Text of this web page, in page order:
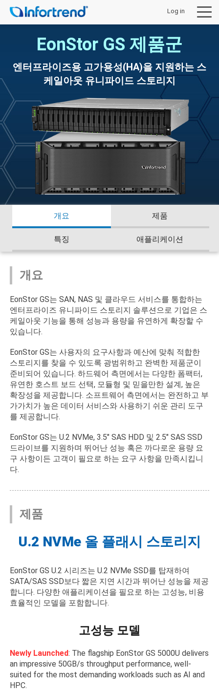
Log in
EonStor GS 제품군
엔터프라이즈용 고가용성(HA)을 지원하는 스
케일아웃 유니파이드 스토리지
개요 제품
특징 애플리케이션
개요
EonStor GS는 SAN, NAS 및 클라우드 서비스를 통합하는
엔터프라이즈 유니파이드 스토리지 솔루션으로 기업은 스
케일아웃 기능을 통해 성능과 용량을 유연하게 확장할 수
있습니다.
EonStor GS는 사용자의 요구사항과 예산에 맞춰 적합한
스토리지를 찾을 수 있도록 광범위하고 완벽한 제품군이
준비되어 있습니다. 하드웨어 측면에서는 다양한 폼팩터,
유연한 호스트 보드 선택, 모듈형 및 믿을만한 설계, 높은
확장성을 제공합니다. 소프트웨어 측면에서는 완전하고 부
가가치가 높은 데이터 서비스와 사용하기 쉬운 관리 도구
를 제공합니다.
EonStor GS는 U.2 NVMe, 3.5" SAS HDD 및 2.5" SAS SSD
드라이브를 지원하며 뛰어난 성능 혹은 까다로운 용량 요
구 사항이든 고객이 필요로 하는 요구 사항을 만족시킵니
다.
제품
U.2 NVMe 올 플래시 스토리지
EonStor GS U.2 시리즈는 U.2 NVMe SSD를 탑재하여
SATA/SAS SSD보다 짧은 지연 시간과 뛰어난 성능을 제공
합니다. 다양한 애플리케이션을 필요로 하는 고성능, 비용
효율적인 모델을 포함합니다.
고성능 모델
Newly Launched: The flagship EonStor GS 5000U delivers
an impressive 50GB/s throughput performance, well-
suited for the most demanding workloads such as AI and
HPC.
솔루션
지원 및 다운로드
구입처안내
회사 소개